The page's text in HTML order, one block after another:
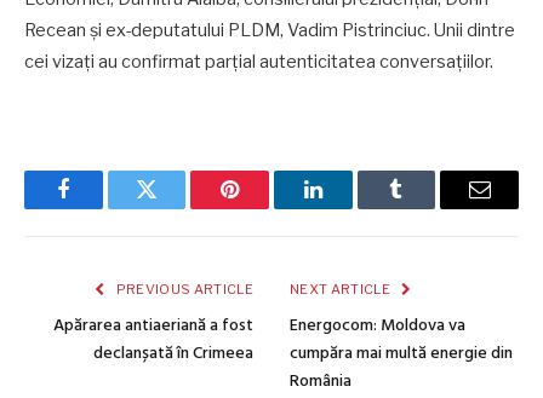
Recean și ex-deputatului PLDM, Vadim Pistrinciuc. Unii dintre
cei vizați au confirmat parțial autenticitatea conversațiilor.
FacebookTwitter Pinterest LinkedInTumblr Email
PREVIOUS ARTICLE
Apărarea antiaeriană a fost
declanșată în Crimeea
NEXT ARTICLE
Energocom: Moldova va
cumpăra mai multă energie din
România